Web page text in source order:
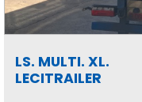
LS. MULTI. XL.
LECITRAILER